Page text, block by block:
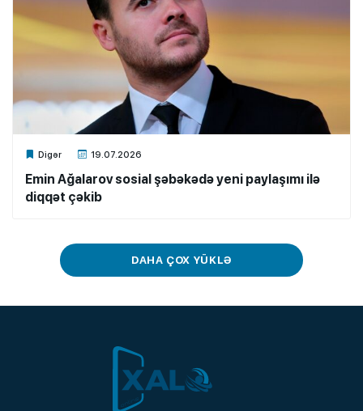
Digər 19.07.2026
Xalq.Online
Emin Ağalarov sosial şəbəkədə yeni paylaşımı ilə
diqqət çəkib
DAHA ÇOX YÜKLƏ